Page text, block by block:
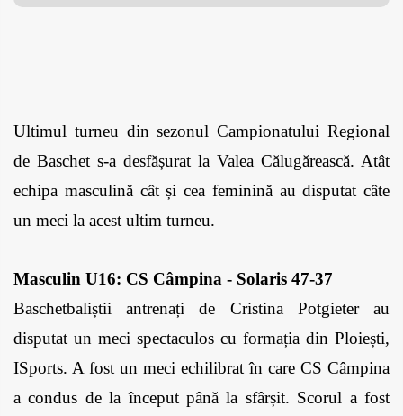
Ultimul turneu din sezonul Campionatului Regional
de Baschet s-a desfășurat la Valea Călugărească. Atât
echipa masculină cât și cea feminină au disputat câte
un meci la acest ultim turneu.
Masculin U16: CS Câmpina - Solaris 47-37
Baschetbaliștii antrenați de Cristina Potgieter au
disputat un meci spectaculos cu formația din Ploiești,
ISports. A fost un meci echilibrat în care CS Câmpina
a condus de la început până la sfârșit. Scorul a fost